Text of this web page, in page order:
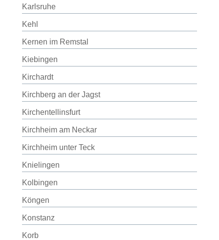
Karlsruhe
Kehl
Kernen im Remstal
Kiebingen
Kirchardt
Kirchberg an der Jagst
Kirchentellinsfurt
Kirchheim am Neckar
Kirchheim unter Teck
Knielingen
Kolbingen
Köngen
Konstanz
Korb